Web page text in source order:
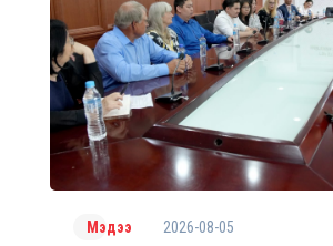
Мэдээ 2026-08-05